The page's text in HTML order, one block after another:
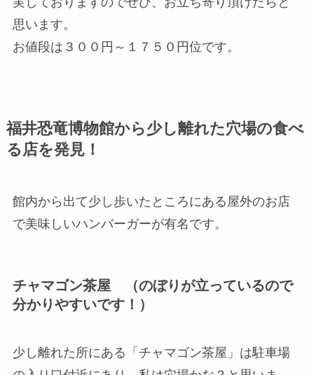
思います。
お値段は３００円～１７５０円位です。
福井恐竜博物館から少し離れた穴場の食べ
る店を発見！
館内から出て少し歩いたところにある屋外のお店
で美味しいハンバーガーが有名です。
チャマゴン茶屋 （のぼりが立っているので
分かりやすいです！）
少し離れた所にある「チャマゴン茶屋」は駐車場